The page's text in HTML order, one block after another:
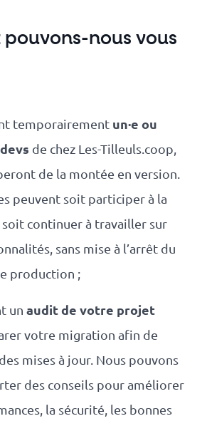
nous vous
temporairement un·e ou
de chez Les-Tilleuls.coop,
de la montée en version.
peuvent soit participer à la
continuer à travailler sur
sans mise à l’arrêt du
production ;
un audit de votre projet
votre migration afin de
mises à jour. Nous pouvons
des conseils pour améliorer
la sécurité, les bonnes